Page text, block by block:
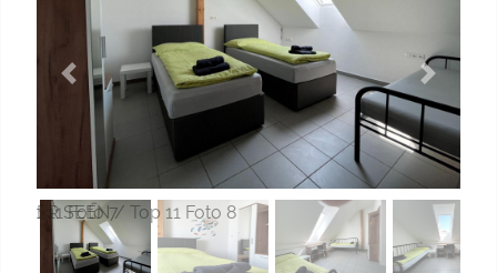
Previous Next